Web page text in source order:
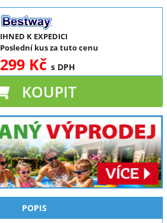
IHNED K EXPEDICI
Poslední kus za tuto cenu
299 Kč s DPH
KOUPIT
POPIS